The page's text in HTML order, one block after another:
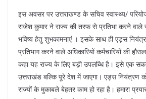
इस अवसर पर उत्तराखण्ड के सचिव स्वास्थ्य/
राजेश कुमार ने राज्य की तरफ से प्रतिभा करने वाले
भविष्य हेतु शुभकामनाएं । इसके साथ ही एड्स
प्रतिभाग करने वाले अधिकारियों कर्मचारियों की
कहा यह राज्य के लिए बड़ी उपलब्धि है। इसे एक
उत्तराखंड बल्कि पूरे देश में जाएगा। एड्स नियंत्रण
राज्यों के मुकाबले बेहतर काम हो रहा है। हमारा